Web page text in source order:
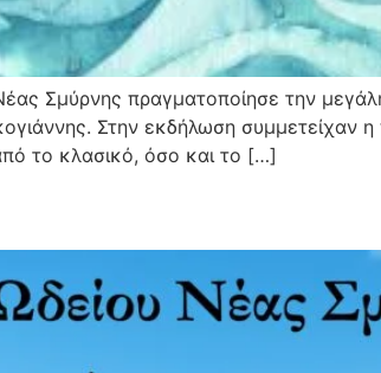
Σμύρνης πραγματοποίησε την
Στην εκδήλωση συμμετείχαν
το κλασικό, όσο και το […]